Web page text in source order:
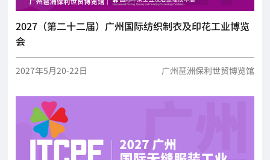
2027（第二十二届）广州国际纺织制衣及印花工业博览
会
2027年5月20-22日 广州琶洲保利世贸博览馆